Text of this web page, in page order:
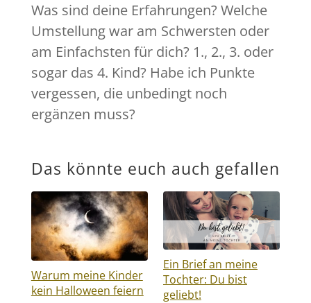
Was sind deine Erfahrungen? Welche
Umstellung war am Schwersten oder
am Einfachsten für dich? 1., 2., 3. oder
sogar das 4. Kind? Habe ich Punkte
vergessen, die unbedingt noch
ergänzen muss?
Das könnte euch auch gefallen
Warum meine Kinder
kein Halloween feiern
Ein Brief an meine
Tochter: Du bist
geliebt!